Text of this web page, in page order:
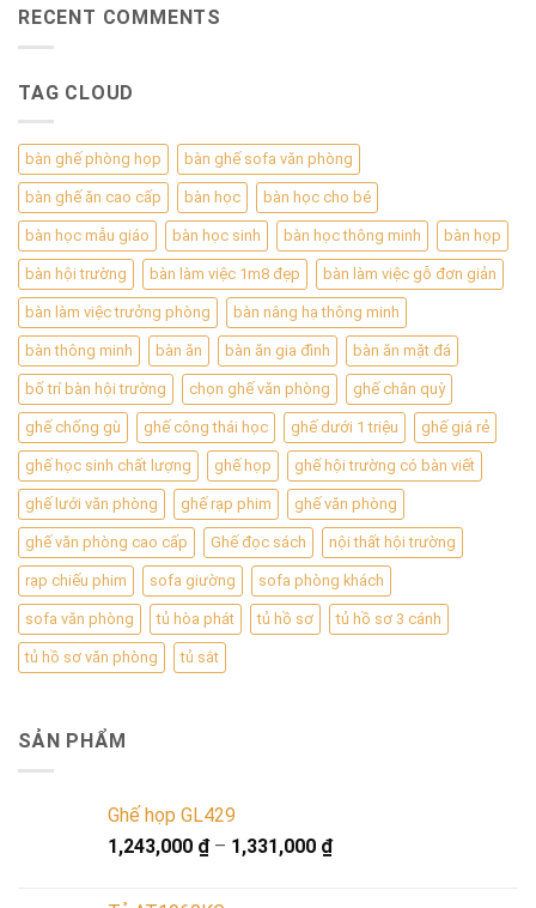
RECENT COMMENTS
TAG CLOUD
bàn ghế phòng họp bàn ghế sofa văn phòng
bàn ghế ăn cao cấp bàn học bàn học cho bé
bàn học mẫu giáo bàn học sinh bàn học thông minh bàn họp
bàn hội trường bàn làm việc 1m8 đẹp bàn làm việc gỗ đơn giản
bàn làm việc trưởng phòng bàn nâng hạ thông minh
bàn thông minh bàn ăn bàn ăn gia đình bàn ăn mặt đá
bố trí bàn hội trường chọn ghế văn phòng ghế chân quỳ
ghế chống gù ghế công thái học ghế dưới 1 triệu ghế giá rẻ
ghế học sinh chất lượng ghế họp ghế hội trường có bàn viết
ghế lưới văn phòng ghế rạp phim ghế văn phòng
ghế văn phòng cao cấp Ghế đọc sách nội thất hội trường
rạp chiếu phim sofa giường sofa phòng khách
sofa văn phòng tủ hòa phát tủ hồ sơ tủ hồ sơ 3 cánh
tủ hồ sơ văn phòng tủ sắt
SẢN PHẨM
Ghế họp GL429
1,243,000 ₫– 1,331,000 ₫